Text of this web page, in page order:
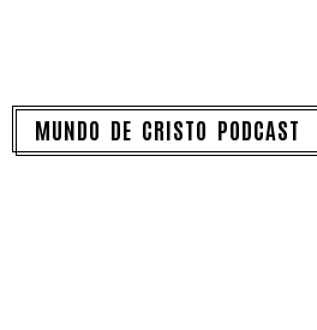
MUNDO DE CRISTO PODCAST